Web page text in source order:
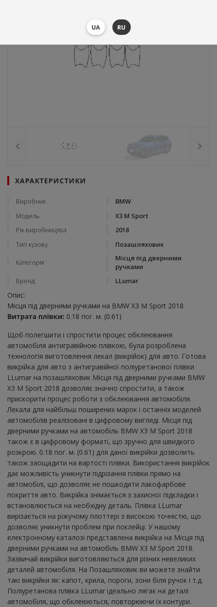
ХАРАКТЕРИСТИКИ
Виробник
BMW
Модель
X3 M Sport
Рік виробництва
2018
Тип кузову
Позашляховик
Категорія
Місця під дверними
ручками
Бренд
LLumar
Опис:
Місця під дверними ручками на BMW X3 M Sport 2018
Витрата плівки: 0.18 пог. м. (0.61)
Щоб полегшити і спростити процес обклеювання
автомобіля антигравійною плівкою, була розроблена
технологія виготовлення лекал (викрійок) для авто. Готова
викрійка для авто з антигравійної поліуретанової плівки
LLumar на позашляховик Місця під дверними ручками BMW
X3 M Sport 2018 дозволяє значно спростити, а також
прискорити процес роботи з обклеювання автомобіля.
Лекала для найбільш поширених марок і останніх моделей
автомобілів реалізовані в цифровому вигляді. Місця під
дверними ручками на автомобіль BMW X3 M Sport 2018
також є в цифровому форматі, що зручно для швидкого
розкрою. 0.18 пог. м. (0.61) для даної викрійки дозволить
також заощадити на вартості плівки. Використання викрійок
дає можливість уникнути підрізання плівки прямо на
автомобілі, що дозволяє не пошкодити лакофарбове
покриття авто. Викрійка знімається з захисної підкладки і
встановлюється на необхідну деталь. Плівка LLumar
вирізається на ріжучому плоттері з високою точністю, що
дозволяє уникнути проблем при поклейці. У нашому
електронному каталозі представлена ​​викрійка на Місця під
дверними ручками на автомобіль BMW X3 M Sport 2018.
Зазвичай викрійки виготовляються для різних невеликих
деталей автомобіля. На Позашляховик ви можете знайти
такі викрійки як: капот, крила, пороги, зони біля ручок і т.д.
Поліуретанова плівка LLumar ідеально лягає на деталі
автомобіля, що обклеюються, повторюючи їх контури.
UA RU